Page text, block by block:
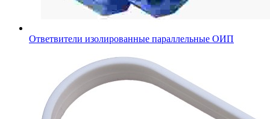
Ответвители изолированные параллельные ОИП